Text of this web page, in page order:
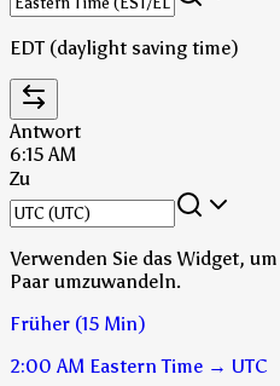
EDT (daylight saving time)
Antwort
6:15 AM
Zu
Verwenden Sie das Widget,
Paar umzuwandeln.
Früher (15 Min)
2:00 AM Eastern Time → UTC